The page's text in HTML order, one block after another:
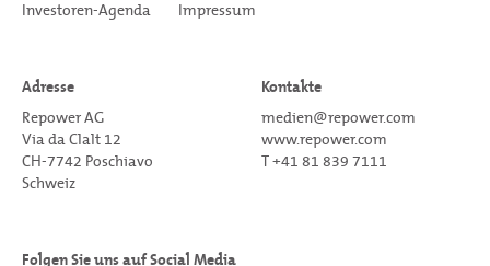
Investoren-Agenda Impressum
Adresse
Repower AG
Via da Clalt 12
CH-7742 Poschiavo
Schweiz
Kontakte
medien@repower.com
www.repower.com
T +41 81 839 7111
Folgen Sie uns auf Social Media